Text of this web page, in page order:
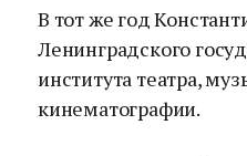
В тот же год
Ленинградского
института театра,
кинематографии.